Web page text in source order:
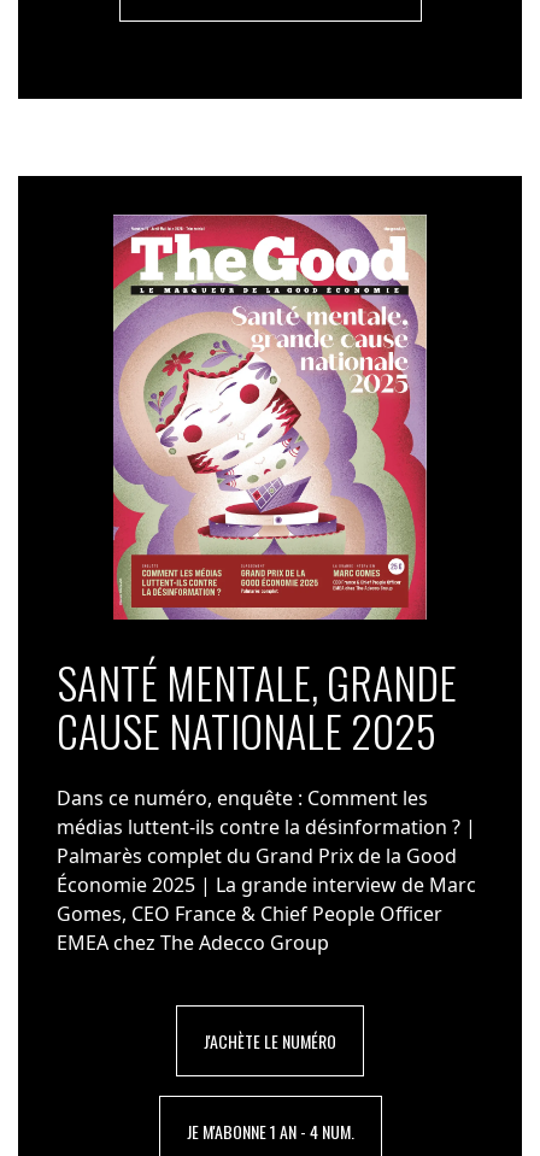
SANTÉ MENTALE, GRANDE
CAUSE NATIONALE 2025
Dans ce numéro, enquête : Comment les
médias luttent-ils contre la désinformation ? |
Palmarès complet du Grand Prix de la Good
Économie 2025 | La grande interview de Marc
Gomes, CEO France & Chief People Officer
EMEA chez The Adecco Group
J'ACHÈTE LE NUMÉRO
JE M'ABONNE 1 AN - 4 NUM.